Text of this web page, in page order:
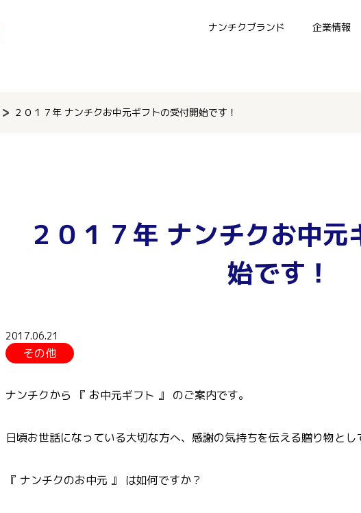
ナンチクブランド 企業情報
２０１７年 ナンチクお中元ギフトの受付開始です！
２０１７年 ナンチクお中元
始です！
2017.06.21
その他
ナンチクから 『 お中元ギフト 』 のご案内です。
日頃お世話になっている大切な方へ、感謝の気持ちを伝える贈り物とし
『 ナンチクのお中元 』 は如何ですか？